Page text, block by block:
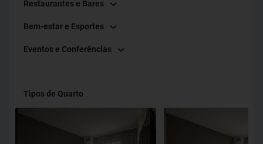
Restaurantes e Bares
Bem-estar e Esportes
Eventos e Conferências
Tipos de Quarto